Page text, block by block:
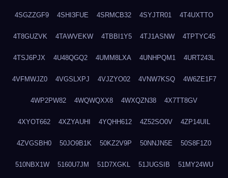
4SGZZGF9 4SHI3FUE 4SRMCB32 4SYJTR01 4T4UXTTO
4T8GUZVK 4TAWVEKW 4TBBI1Y5 4TJ1ASNW 4TPTYC45
4TSJ6PJX 4U48QGQ2 4UMM8LXA 4UNHPQM1 4URT243L
4VFMWJZ0 4VGSLXPJ 4VJZYO02 4VNW7KSQ 4W6ZE1F7
4WP2PW82 4WQWQXX8 4WXQZN38 4X7TT8GV
4XYOT662 4XZYAUHI 4YQHH612 4Z52SO0V 4ZP14UIL
4ZVGSBH0 50JO9B1K 50KZ2V9P 50NNJN5E 50S8F1Z0
510NBX1W 5160U7JM 51D7XGKL 51JUGSIB 51MY24WU